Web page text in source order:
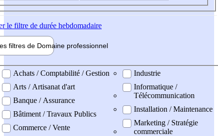
le filtre de durée hebdomadaire
filtres de Domaine professionnel
professionel
Achats / Comptabilité / Gestion
Arts / Artisanat d'art
Banque / Assurance
Bâtiment / Travaux Publics
Commerce / Vente
Industrie
Informatique /
Télécommunication
Installation / Maintenance
Marketing / Stratégie
commerciale